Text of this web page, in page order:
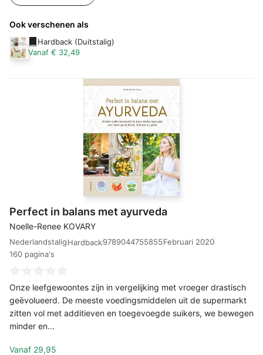
Ook verschenen als
Hardback (Duitstalig)
Vanaf € 32,49
Perfect in balans met ayurveda
Noelle-Renee KOVARY
NederlandstaligHardback9789044755855Februari 2020
160 pagina's
Onze leefgewoontes zijn in vergelijking met vroeger drastisch
geëvolueerd. De meeste voedingsmiddelen uit de supermarkt
zitten vol met additieven en toegevoegde suikers, we bewegen
minder en...
Vanaf 29,95